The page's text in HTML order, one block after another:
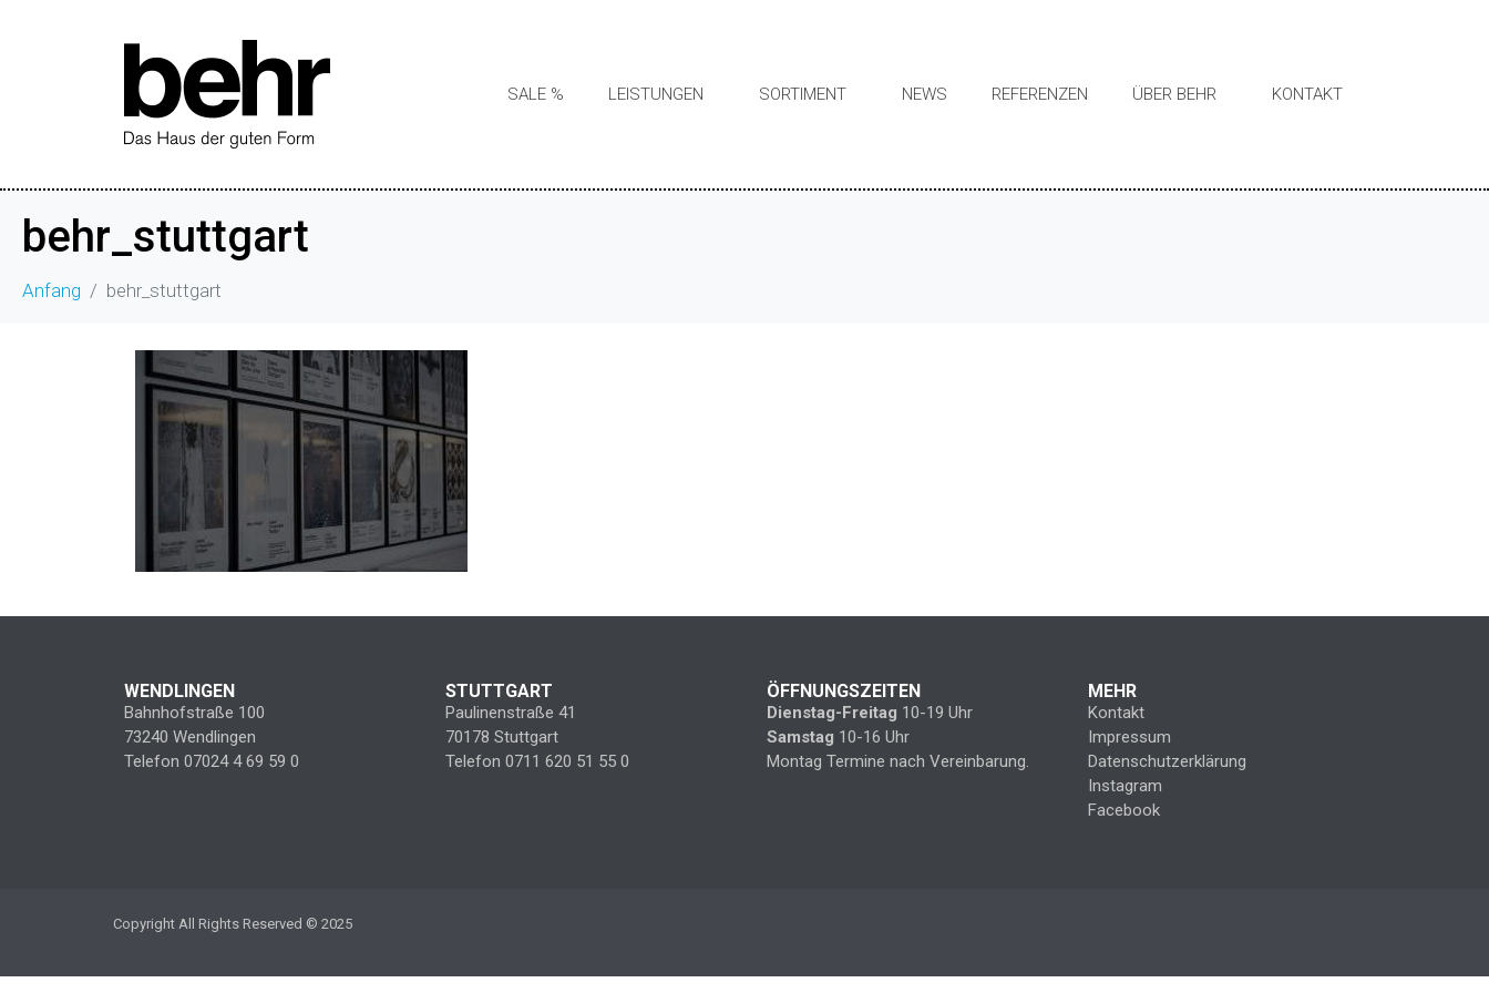
SALE % LEISTUNGEN SORTIMENT NEWS REFERENZEN ÜBER BEHR KONTAKT
behr_stuttgart
Anfang behr_stuttgart
WENDLINGEN
Bahnhofstraße 100
73240 Wendlingen
Telefon 07024 4 69 59 0
STUTTGART
Paulinenstraße 41
70178 Stuttgart
Telefon 0711 620 51 55 0
ÖFFNUNGSZEITEN
Dienstag-Freitag 10-19 Uhr
Samstag 10-16 Uhr
Montag Termine nach Vereinbarung.
MEHR
Kontakt
Impressum
Datenschutzerklärung
Instagram
Facebook
Copyright All Rights Reserved © 2025